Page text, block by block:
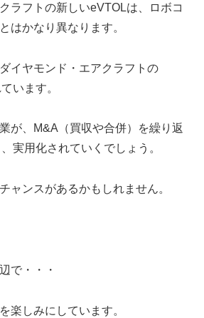
ラフトの新しいeVTOLは、ロボコ
はかなり異なります。
イヤモンド・エアクラフトの
います。
が、M&A（買収や合併）を繰り返
実用化されていくでしょう。
ャンスがあるかもしれません。
で・・・
楽しみにしています。